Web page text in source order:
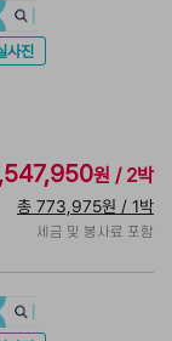
사진
원 / 2박
총 773,975원 / 1박
세금 및 봉사료 포함